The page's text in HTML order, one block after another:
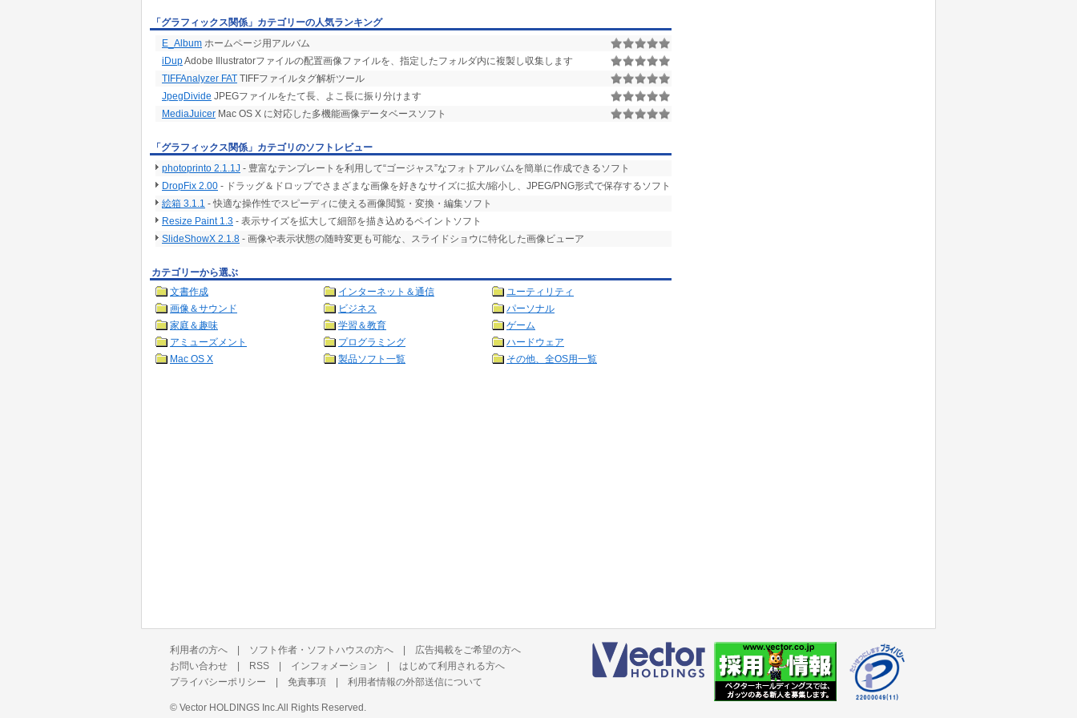
「グラフィックス関係」カテゴリーの人気ランキング
E_Album ホームページ用アルバム
iDupAdobe Illustratorファイルの配置画像ファイルを、指定したフォルダ内に複製し収集します
TIFFAnalyzer FAT TIFFファイルタグ解析ツール
JpegDivide JPEGファイルをたて長、よこ長に振り分けます
MediaJuicer Mac OS X に対応した多機能画像データベースソフト
「グラフィックス関係」カテゴリのソフトレビュー
photoprinto 2.1.1J - 豊富なテンプレートを利用して“ゴージャス”なフォトアルバムを簡単に作成できるソフト
DropFix 2.00 - ドラッグ＆ドロップでさまざまな画像を好きなサイズに拡大/縮小し、JPEG/PNG形式で保存するソフト
絵箱 3.1.1 - 快適な操作性でスピーディに使える画像閲覧・変換・編集ソフト
Resize Paint 1.3 - 表示サイズを拡大して細部を描き込めるペイントソフト
SlideShowX 2.1.8 - 画像や表示状態の随時変更も可能な、スライドショウに特化した画像ビューア
カテゴリーから選ぶ
文書作成
インターネット＆通信
ユーティリティ
画像＆サウンド
ビジネス
パーソナル
家庭＆趣味
学習＆教育
ゲーム
アミューズメント
プログラミング
ハードウェア
Mac OS X
製品ソフト一覧 その他、全OS用一覧
利用者の方へ | ソフト作者・ソフトハウスの方へ | 広告掲載をご希望の方へ
お問い合わせ | RSS | インフォメーション | はじめて利用される方へ
プライバシーポリシー | 免責事項 | 利用者情報の外部送信について
© Vector HOLDINGS Inc. All Rights Reserved.